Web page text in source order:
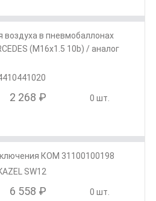
воздуха в пневмобаллонах
(M16х1.5 10b) / аналог
2 268 ₽ 0 шт.
КОМ 31100100198
SW12
6 558 ₽ 0 шт.